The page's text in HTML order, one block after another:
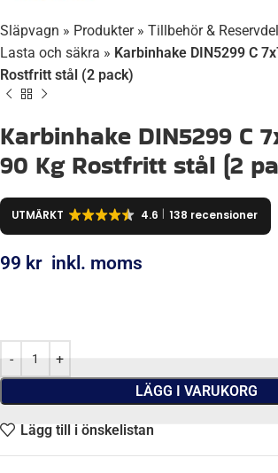
Släpvagn » Produkter» Tillbehör &
Lasta och säkra » Karbinhake DIN5299 C
Rostfritt stål (2 pack)
Karbinhake DIN5299 C
90 Kg Rostfritt stål (2
UTMÄRKT 4.6 138 recensioner
99 kr inkl. moms
LÄGG I VARUKORG
Lägg till i önskelistan